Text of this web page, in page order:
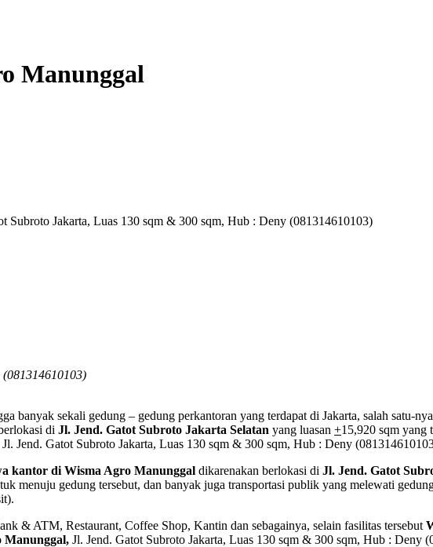
Manunggal
Subroto Jakarta, Luas 130 sqm & 300 sqm, Hub : Deny (081314610103)
(081314610103)
banyak sekali gedung – gedung perkantoran yang terdapat di Jakarta, salah satu-
di Jl. Jend. Gatot Subroto Jakarta Selatan yang luasan +15,920 sqm yang
Jl. Jend. Gatot Subroto Jakarta, Luas 130 sqm & 300 sqm, Hub : Deny
kantor di Wisma Agro Manunggal dikarenakan berlokasi di Jl. Jend. Gatot
menuju gedung tersebut, dan banyak juga transportasi publik yang melewati
& ATM, Restaurant, Coffee Shop, Kantin dan sebagainya, selain fasilitas tersebut
Manunggal, Jl. Jend. Gatot Subroto Jakarta, Luas 130 sqm & 300 sqm, Hub : Deny